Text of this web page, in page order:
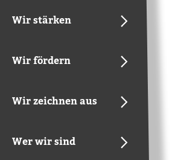
Wir stärken
Wir fördern
Wir zeichnen aus
Wer wir sind